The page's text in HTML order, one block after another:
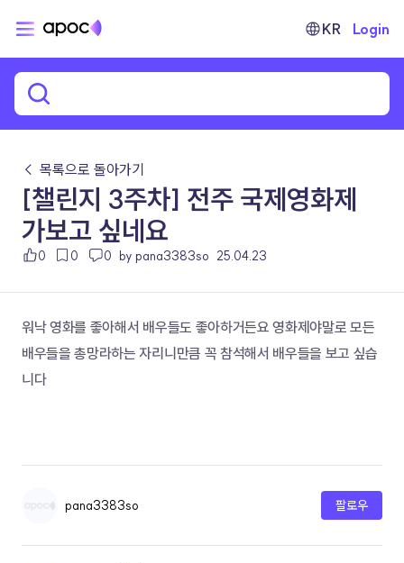
KR Login
← 목록으로 돌아가기
[챌린지 3주차] 전주 국제영화제
가보고 싶네요
0 0 0 by pana3383so 25.04.23
워낙 영화를 좋아해서 배우들도 좋아하거든요 영화제야말로 모든
배우들을 총망라하는 자리니만큼 꼭 참석해서 배우들을 보고 싶습
니다
pana3383so 팔로우